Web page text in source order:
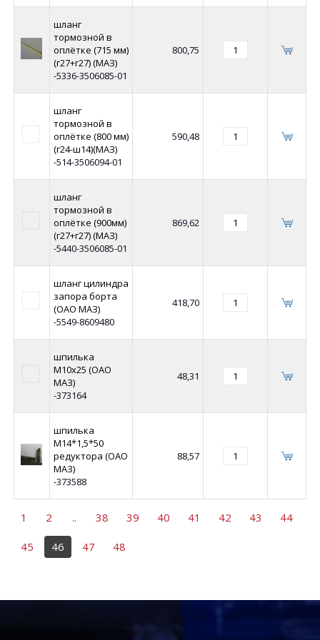
шланг
тормозной в
оплётке (715 мм)
(г27+г27) (МАЗ)
-5336-3506085-01
800,75
шланг
тормозной в
оплётке (800 мм)
(г24-ш14)(МАЗ)
-514-3506094-01
590,48
шланг
тормозной в
оплётке (900мм)
(г27+г27) (МАЗ)
-5440-3506085-01
869,62
шланг цилиндра
запора борта
(ОАО МАЗ)
-5549-8609480
418,70
шпилька
М10х25 (ОАО
МАЗ)
-373164
48,31
шпилька
М14*1,5*50
редуктора (ОАО
МАЗ)
-373588
88,57
1 2 .. 38 39 40 41 42 43 44
45 46 47 48